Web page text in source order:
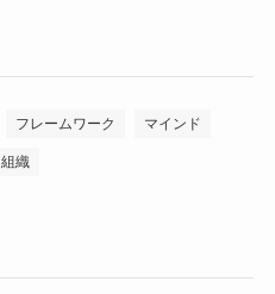
フレームワーク マインド
組織